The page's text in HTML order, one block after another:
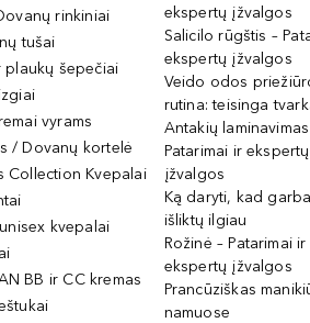
rinkiniai
tušai
plaukų šepečiai
vyrams
/ Dovanų kortelė
Collection Kvepalai
kvepalai
BB ir CC kremas
ekspertų įžvalgos
Salicilo rūgštis –
ekspertų įžvalgos
Veido odos
rutina: teisinga
Antakių laminavimas
Patarimai ir ekspertų
įžvalgos
Ką daryti, kad
išliktų ilgiau
Rožinė – Patarimai ir
ekspertų įžvalgos
Prancūziškas
namuose